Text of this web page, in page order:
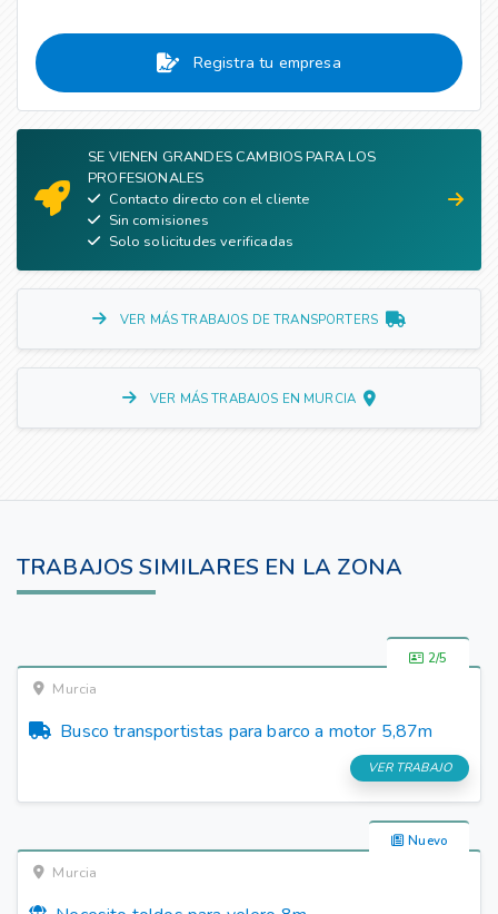
Registra tu empresa
SE VIENEN GRANDES CAMBIOS PARA LOS
PROFESIONALES
Contacto directo con el cliente
Sin comisiones
Solo solicitudes verificadas
VER MÁS TRABAJOS DE TRANSPORTERS
VER MÁS TRABAJOS EN MURCIA
TRABAJOS SIMILARES EN LA ZONA
2/5
Murcia
Busco transportistas para barco a motor 5,87m
VER TRABAJO
Nuevo
Murcia